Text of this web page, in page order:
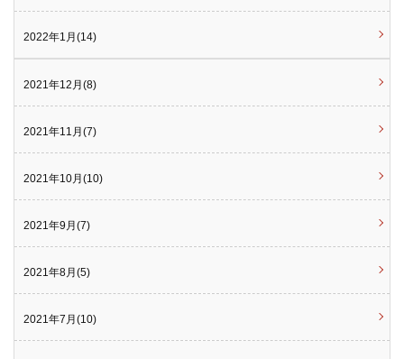
2022年1月(14)
2021年12月(8)
2021年11月(7)
2021年10月(10)
2021年9月(7)
2021年8月(5)
2021年7月(10)